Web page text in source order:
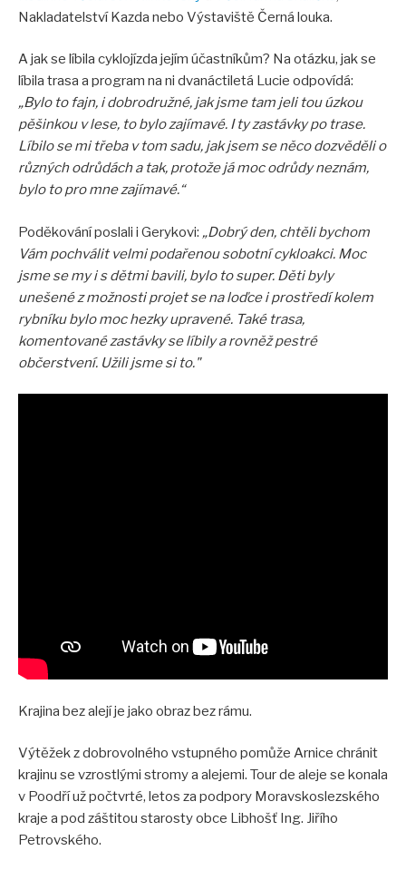
Nakladatelství Kazda nebo Výstaviště Černá louka.
A jak se líbila cyklojízda jejím účastníkům? Na otázku, jak se
líbila trasa a program na ni dvanáctiletá Lucie odpovídá:
„Bylo to fajn, i dobrodružné, jak jsme tam jeli tou úzkou
pěšinkou v lese, to bylo zajímavé. I ty zastávky po trase.
Líbilo se mi třeba v tom sadu, jak jsem se něco dozvěděli o
různých odrůdách a tak, protože já moc odrůdy neznám,
bylo to pro mne zajímavé.“
Poděkování poslali i Gerykovi: „Dobrý den, chtěli bychom
Vám pochválit velmi podařenou sobotní cykloakci. Moc
jsme se my i s dětmi bavili, bylo to super. Děti byly
unešené z možnosti projet se na loďce i prostředí kolem
rybníku bylo moc hezky upravené. Také trasa,
komentované zastávky se líbily a rovněž pestré
občerstvení. Užili jsme si to."
Krajina bez alejí je jako obraz bez rámu.
Výtěžek z dobrovolného vstupného pomůže Arnice chránit
krajinu se vzrostlými stromy a alejemi. Tour de aleje se konala
v Poodří už počtvrté, letos za podpory Moravskoslezského
kraje a pod záštitou starosty obce Libhošť Ing. Jiřího
Petrovského.